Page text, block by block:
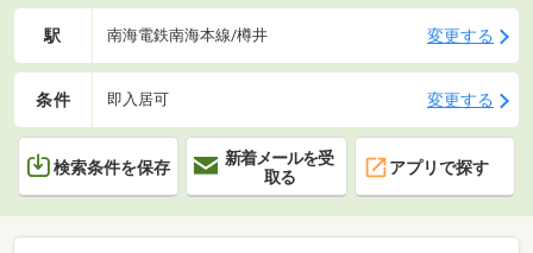
駅 南海電鉄南海本線/樽井 変更する
条件 即入居可 変更する
検索条件を保存
新着メールを受
取る
アプリで探す